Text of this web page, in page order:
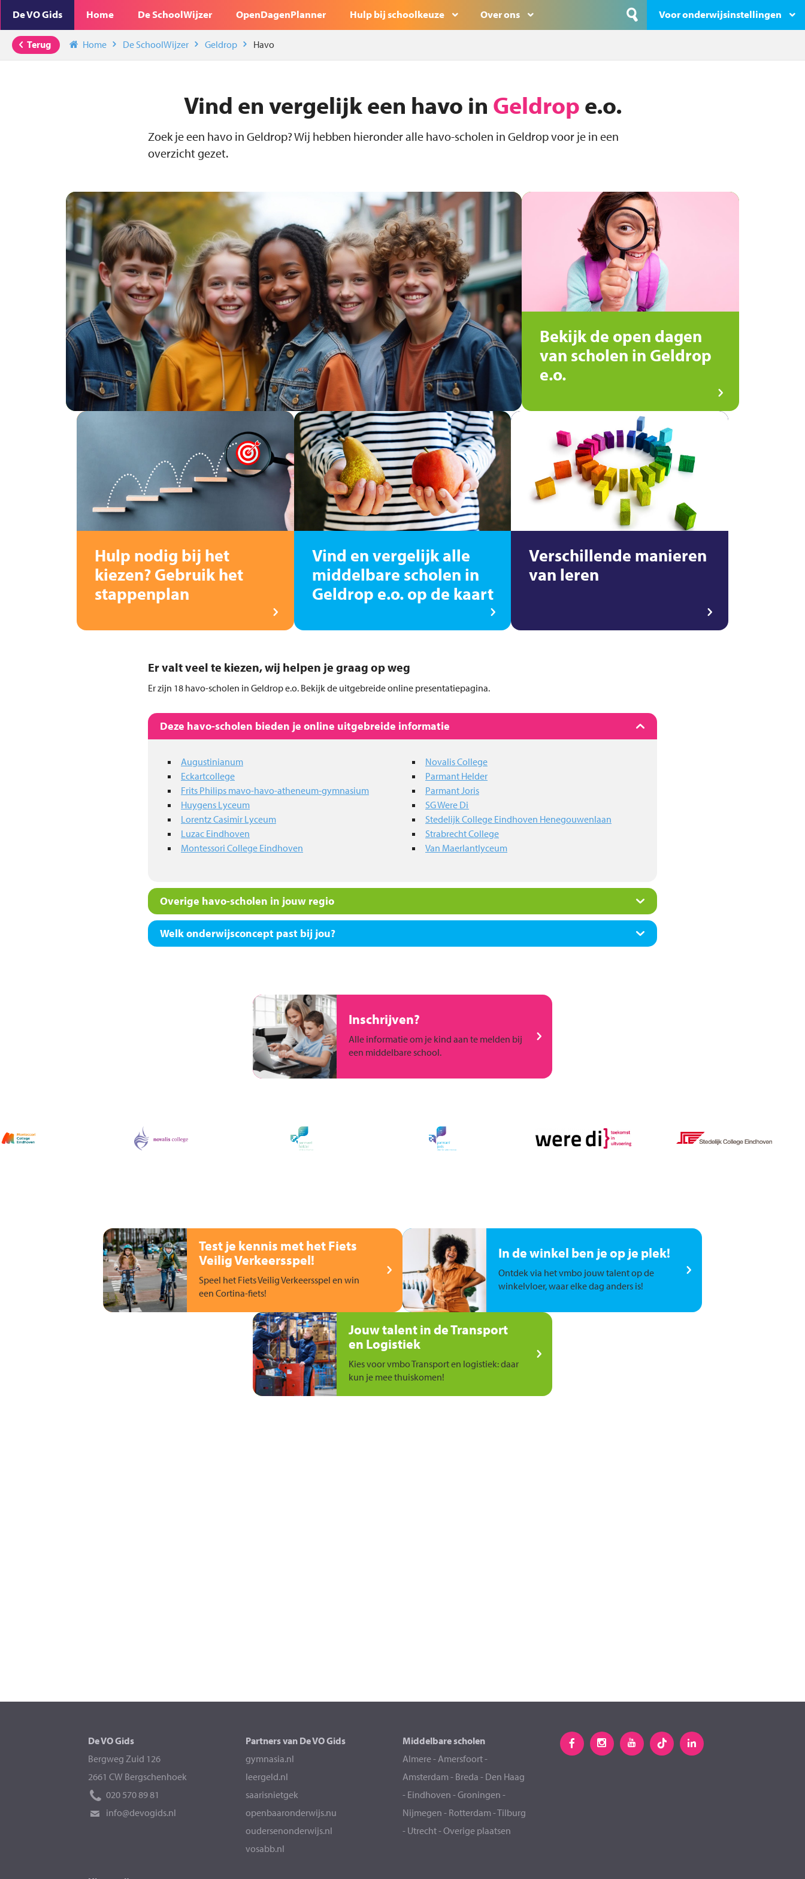
De VO Gids Home De SchoolWijzer OpenDagenPlanner Hulp bij schoolkeuze Over ons Voor onderwijsinstellingen
Terug Home De SchoolWijzer Geldrop Havo
Vind en vergelijk een havo in Geldrope.o.
Zoek je een havo in Geldrop? Wij hebben hieronder alle havo-scholen in Geldrop voor je in een
overzicht gezet.
Bekijk de open dagen
van scholen in Geldrop
e.o.
Hulp nodig bij het
kiezen? Gebruik het
stappenplan
Vind en vergelijk alle
middelbare scholen in
Geldrop e.o. op de kaart
Verschillende manieren
van leren
Er valt veel te kiezen, wij helpen je graag op weg
Er zijn 18 havo-scholen in Geldrop e.o. Bekijk de uitgebreide online presentatiepagina.
Deze havo-scholen bieden je online uitgebreide informatie
Augustinianum
Eckartcollege
Frits Philips mavo-havo-atheneum-gymnasium
Huygens Lyceum
Lorentz Casimir Lyceum
Luzac Eindhoven
Montessori College Eindhoven
Novalis College
Parmant Helder
Parmant Joris
SG Were Di
Stedelijk College Eindhoven Henegouwenlaan
Strabrecht College
Van Maerlantlyceum
Overige havo-scholen in jouw regio
Welk onderwijsconcept past bij jou?
Inschrijven?
Alle informatie om je kind aan te melden bij
een middelbare school.
Test je kennis met het Fiets
Veilig Verkeersspel!
Speel het Fiets Veilig Verkeersspel en win
een Cortina-fiets!
In de winkel ben je op je plek!
Ontdek via het vmbo jouw talent op de
winkelvloer, waar elke dag anders is!
Jouw talent in de Transport
en Logistiek
Kies voor vmbo Transport en logistiek: daar
kun je mee thuiskomen!
De VO Gids
Bergweg Zuid 126
2661 CW Bergschenhoek
020 570 89 81
info@devogids.nl
Partners van De VO Gids
gymnasia.nl
leergeld.nl
saarisnietgek
openbaaronderwijs.nu
oudersenonderwijs.nl
vosabb.nl
Middelbare scholen
Almere-Amersfoort-
Amsterdam - Breda - Den Haag
- Eindhoven -Groningen -
Nijmegen - Rotterdam -Tilburg
- Utrecht-Overige plaatsen